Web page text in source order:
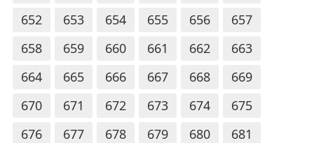
652
653 654 655 656
657
658
659 660 661 662
663
664
665 666 667 668
669
670
671 672 673 674
675
676
677 678 679 680
681